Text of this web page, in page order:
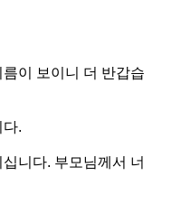
이 보이니 더 반갑습
다.
니다. 부모님께서 너